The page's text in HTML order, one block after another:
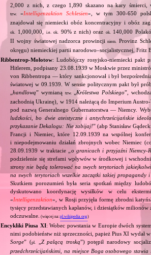
2,000 z nich, z czego 1,890 skazano na kary śmierci,
tzw. «Intelligenzaktion Schlesien», w tym 300‐650
znajdował się niemiecki obóz koncentracyjny i obóz
ok. 1,000,000, i.e. ok. 90% z nich) oraz ok.140,000
II wojny światowej nadzorca prowincjiniem. Provinz
okręgu) niemieckiej partii narodowo–socjalistycznej, Fritz
Ribbentrop‐Mołotow: Ludobójczy rosyjsko‐niemiecki pakt
Hitlerem, podpisany 23.08.1939 w Moskwie przez
von Ribbentropa — który sankcjonował i był
światowej w 09.1939. W sensie politycznym pakt był
„handlową” wymianą tzw.„Królestwa Polskiego”,
zachodnią Ukrainę), w 1914 należącą do Imperium
pod nazwą Generalnego Gubernatorstwa — Niemcy.
ludzkości, bo dwie ateistyczne i antychrześcijańskie
przykazanie Dekalogu: Nie zabijaj!” (abp Stanisław
Francji i Niemiec, które 12.09.1939 na wspólnej
i niepodejmowaniu działań zbrojnych wobec Niemiec
28.09.1939 w traktacie „o granicach i przyjaźni
podzielenie się strefami wpływów w środkowej i
strony nie będą tolerować na swych terytoriach
na swych terytoriach wszelkie zaczątki takiej
Skutkiem porozumień była seria spotkań między
dyskutowano koordynację wysiłków w celu
«Intelligenzaktion», w Rosji przyjęła formę zbrodni
tysięcy przedstawianych kapłanów, i dziesiątków
odczuwalne. (więcej na:pl.wikipedia.org)
Encykliki Piusa XI: Wobec powstania w Europie dwóch
nimi podobieństw niż sprzeczności, papież Pius XI
Sorge” (pl. „Z palącą troską”) potępił narodowy
przedchrześcijańskimi, na miejsce Boga osobowego